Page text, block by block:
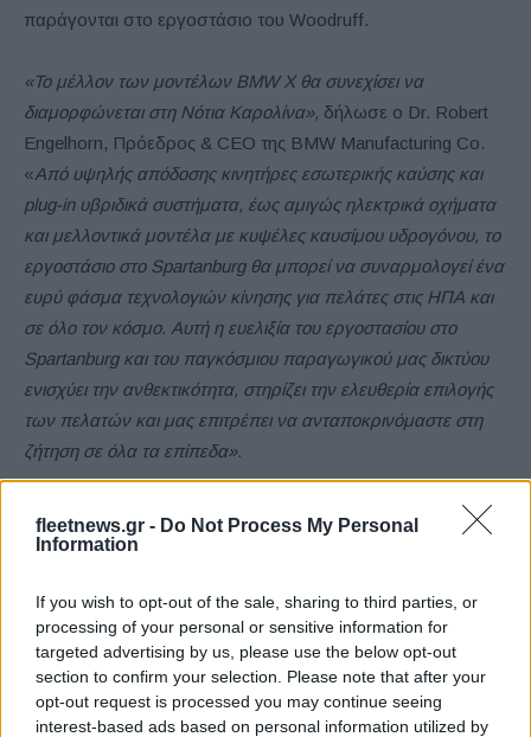
fleetnews.gr - Do Not Process My Personal
Information
If you wish to opt-out of the sale, sharing to third parties, or
processing of your personal or sensitive information for
targeted advertising by us, please use the below opt-out
section to confirm your selection. Please note that after your
opt-out request is processed you may continue seeing
interest-based ads based on personal information utilized by
παράγονται στο εργοστάσιο του Woodruff.
«Το μέλλον των μοντέλων BMW X θα συνεχίσει να
διαμορφώνεται στη Νότια Καρολίνα», δήλωσε ο Dr. Robert
Engelhorn, Πρόεδρος & CEO της BMW Manufacturing Co.
«Από υψηλής απόδοσης κινητήρες εσωτερικής καύσης και
plug-in υβριδικά συστήματα, έως αμιγώς ηλεκτρικά οχήματα
και μελλοντικά μοντέλα με κυψέλες καυσίμου υδρογόνου, το
εργοστάσιο στο Spartanburg θα μπορεί να συναρμολογεί ένα
ευρύ φάσμα τεχνολογιών κίνησης για πελάτες στις ΗΠΑ και
σε όλο τον κόσμο. Αυτή η ευελιξία του εργοστασίου στο
Spartanburg και του παγκόσμιου παραγωγικού μας δικτύου
ενισχύει την ανθεκτικότητα, στηρίζει την ελευθερία επιλογής
των πελατών και μας επιτρέπει να ανταποκρινόμαστε στη
ζήτηση σε όλα τα επίπεδα».